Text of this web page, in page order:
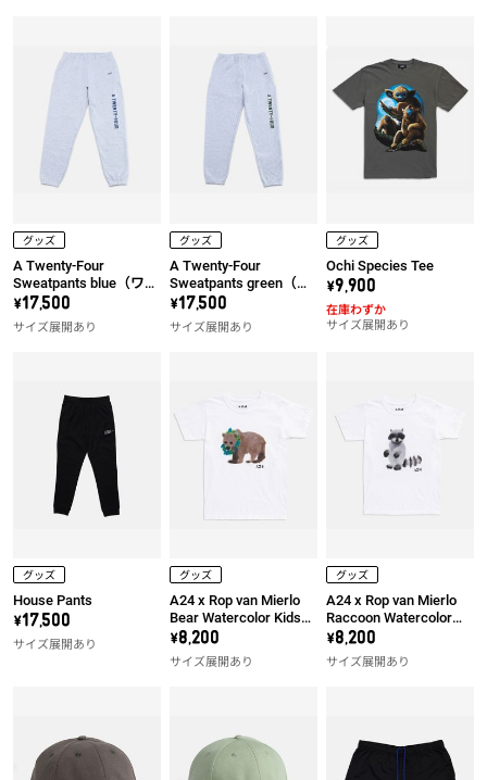
グッズ
A Twenty-Four
Sweatpants blue（ワッ
ペン左）
\17,500
サイズ展開あり
グッズ
A Twenty-Four
Sweatpants green（ワ
ッペン左）
\17,500
サイズ展開あり
グッズ
Ochi Species Tee
\9,900
サイズ展開あり
在庫わずか
グッズ
House Pants
\17,500
サイズ展開あり
グッズ
A24 x Rop van Mierlo
Bear Watercolor Kids
Tee
\8,200
サイズ展開あり
グッズ
A24 x Rop van Mierlo
Raccoon Watercolor
Kids Tee
\8,200
サイズ展開あり